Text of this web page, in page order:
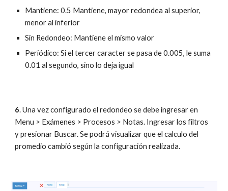
Mantiene: 0.5 Mantiene, mayor redondea al superior,
menor al inferior
Sin Redondeo: Mantiene el mismo valor
Periódico: Si el tercer caracter se pasa de 0.005, le suma
0.01 al segundo, sino lo deja igual
6. Una vez configurado el redondeo se debe ingresar en
Menu > Exámenes > Procesos > Notas. Ingresar los filtros
y presionar Buscar. Se podrá visualizar que el calculo del
promedio cambió según la configuración realizada.